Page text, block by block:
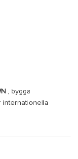
, bygga
internationella